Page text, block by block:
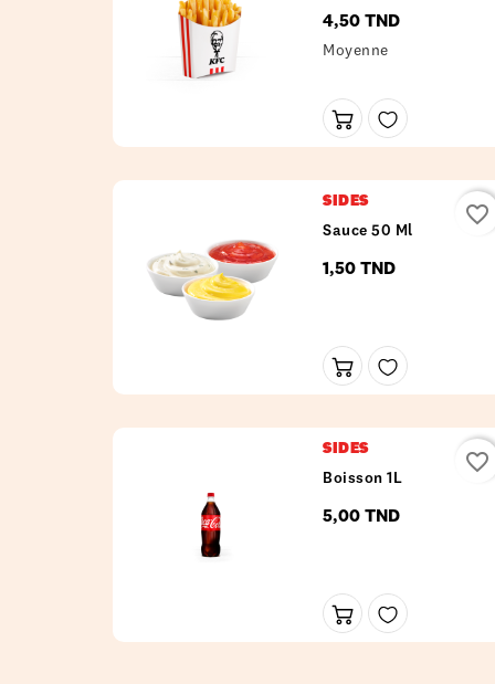
4,50 TNDPrix
Moyenne
SIDES
Sauce 50 Ml
1,50 TNDPrix
favorite_border
SIDES
Boisson 1L
5,00 TNDPrix
favorite_border